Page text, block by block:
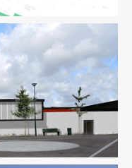
TCE Structure